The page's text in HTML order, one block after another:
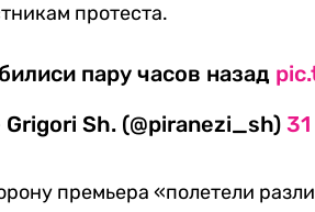
протеста.
пару часов назад
Grigori Sh. (@piranezi_sh)
премьера «полетели